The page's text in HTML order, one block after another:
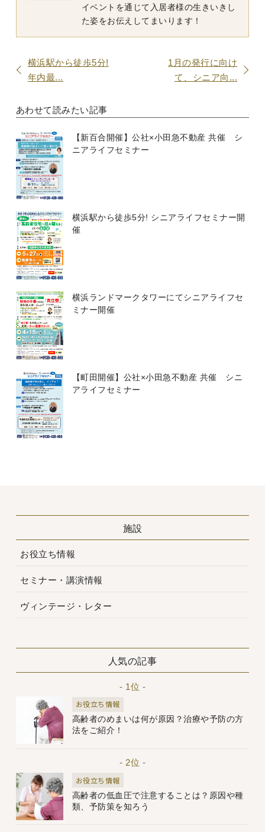
イベントを通じて入居者様の生きいきし
た姿をお伝えしてまいります！
横浜駅から徒歩5分!
年内最...
1月の発行に向け
て、シニア向...
あわせて読みたい記事
【新百合開催】公社×小田急不動産 共催 シ
ニアライフセミナー
横浜駅から徒歩5分! シニアライフセミナー開
催
横浜ランドマークタワーにてシニアライフセ
ミナー開催
【町田開催】公社×小田急不動産 共催 シニ
アライフセミナー
施設
お役立ち情報
セミナー・講演情報
ヴィンテージ・レター
人気の記事
- 1位 -
お役立ち情報
高齢者のめまいは何が原因？治療や予防の方
法をご紹介！
- 2位 -
お役立ち情報
高齢者の低血圧で注意することは？原因や種
類、予防策を知ろう